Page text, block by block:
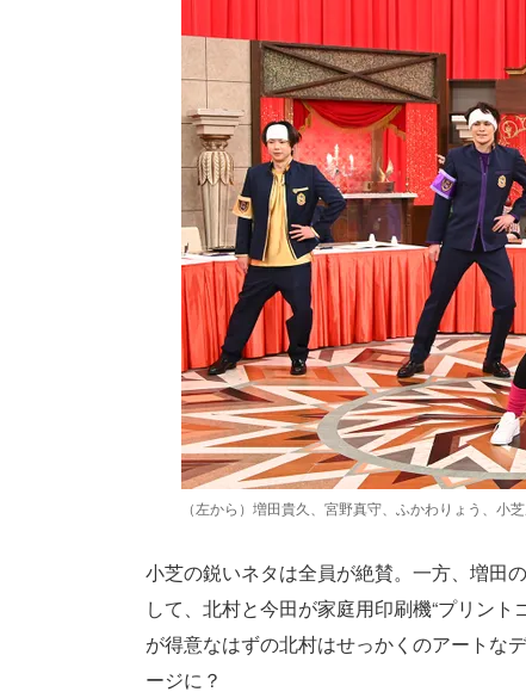
（左から）増田貴久、宮野真守、ふかわりょう、小
小芝の鋭いネタは全員が絶賛。一方、増田
して、北村と今田が家庭用印刷機“プリン
が得意なはずの北村はせっかくのアートな
ージに？